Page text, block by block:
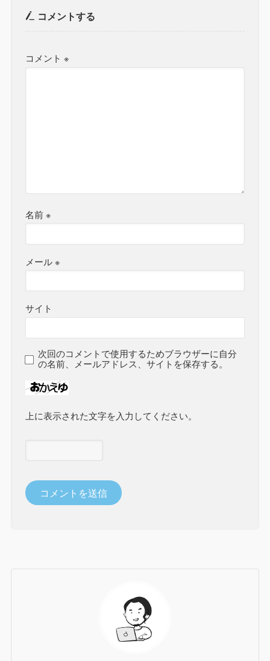
コメントする
コメント※
名前※
メール※
サイト
次回のコメントで使用するためブラウザーに自分
の名前、メールアドレス、サイトを保存する。
上に表示された文字を入力してください。